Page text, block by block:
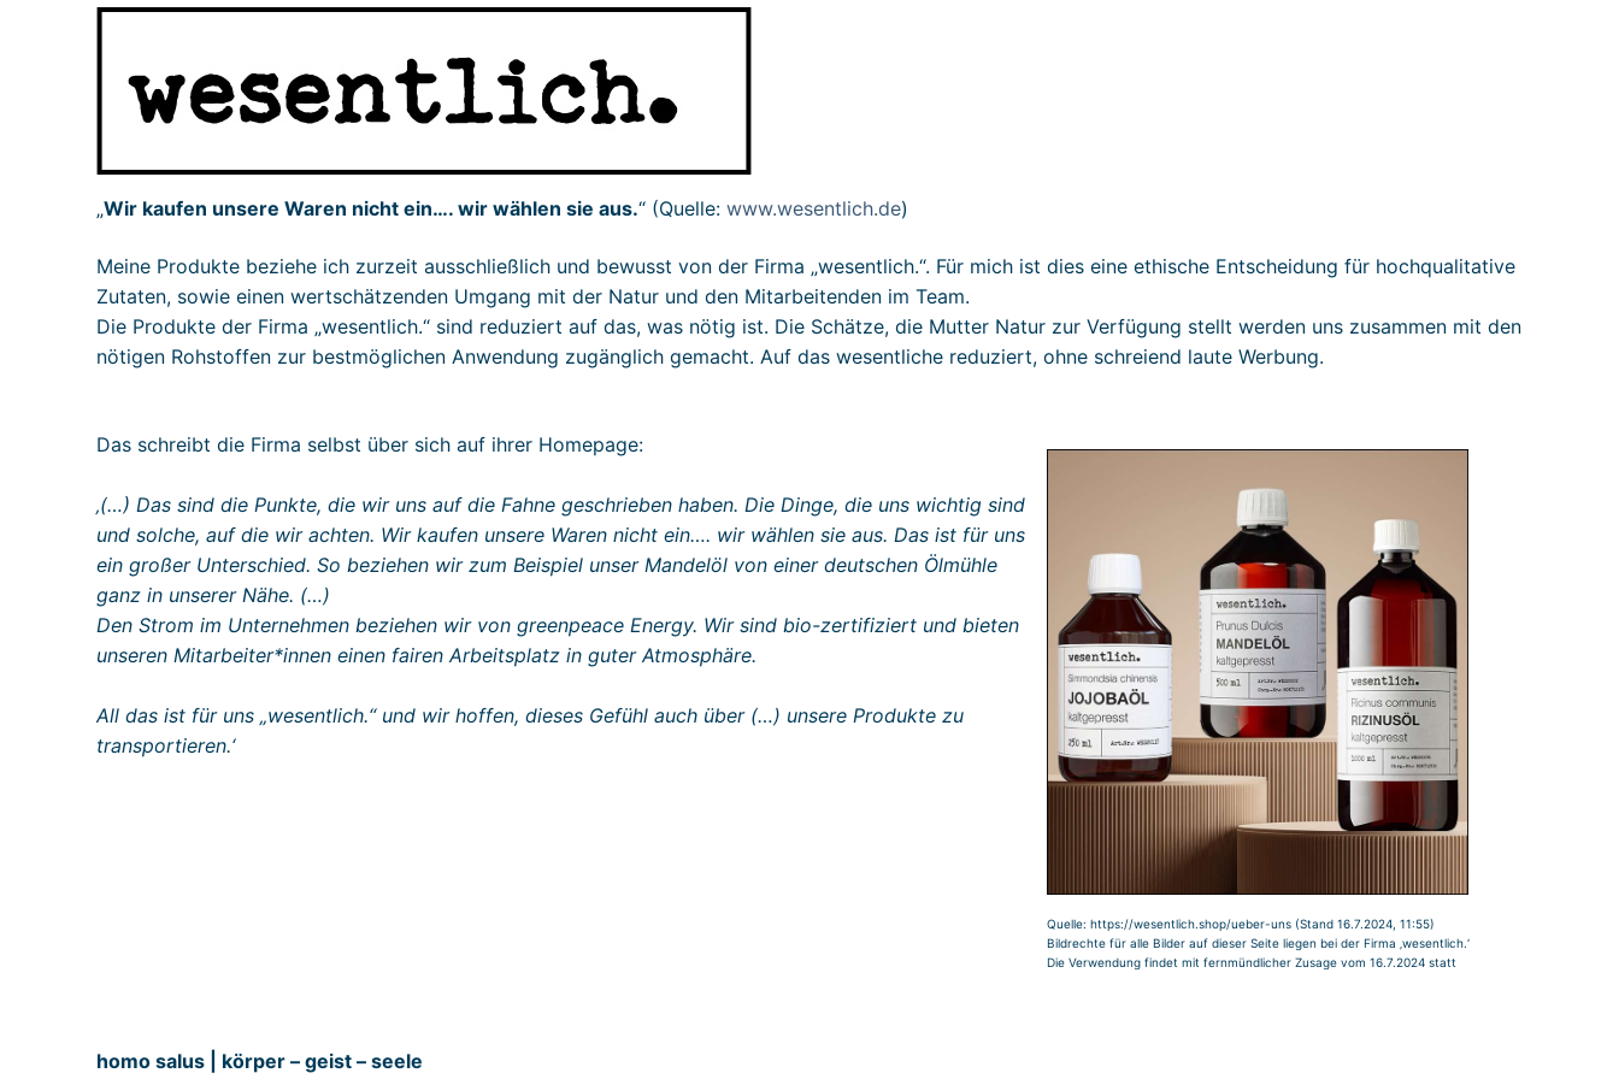
„Wir kaufen unsere Waren nicht ein…. wir wählen sie aus.“ (Quelle: www.wesentlich.de)
Meine Produkte beziehe ich zurzeit ausschließlich und bewusst von der Firma „wesentlich.“. Für mich ist dies eine ethische Entscheidung für hochqualitative
Zutaten, sowie einen wertschätzenden Umgang mit der Natur und den Mitarbeitenden im Team.
Die Produkte der Firma „wesentlich.“ sind reduziert auf das, was nötig ist. Die Schätze, die Mutter Natur zur Verfügung stellt werden uns zusammen mit den
nötigen Rohstoffen zur bestmöglichen Anwendung zugänglich gemacht. Auf das wesentliche reduziert, ohne schreiend laute Werbung.
Das schreibt die Firma selbst über sich auf ihrer Homepage:
‚(…) Das sind die Punkte, die wir uns auf die Fahne geschrieben haben. Die Dinge, die uns wichtig sind
und solche, auf die wir achten. Wir kaufen unsere Waren nicht ein…. wir wählen sie aus. Das ist für uns
ein großer Unterschied. So beziehen wir zum Beispiel unser Mandelöl von einer deutschen Ölmühle
ganz in unserer Nähe. (…)
Den Strom im Unternehmen beziehen wir von greenpeace Energy. Wir sind bio-zertifiziert und bieten
unseren Mitarbeiter*innen einen fairen Arbeitsplatz in guter Atmosphäre.
All das ist für uns „wesentlich.“ und wir hoffen, dieses Gefühl auch über (…) unsere Produkte zu
transportieren.‘
Quelle: https://wesentlich.shop/ueber-uns (Stand 16.7.2024, 11:55)
Bildrechte für alle Bilder auf dieser Seite liegen bei der Firma ‚wesentlich.‘
Die Verwendung findet mit fernmündlicher Zusage vom 16.7.2024 statt
homo salus | körper – geist – seele